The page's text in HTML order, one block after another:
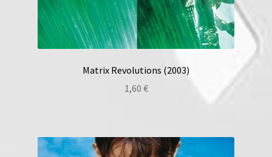
Matrix Revolutions (2003)
1,60 €